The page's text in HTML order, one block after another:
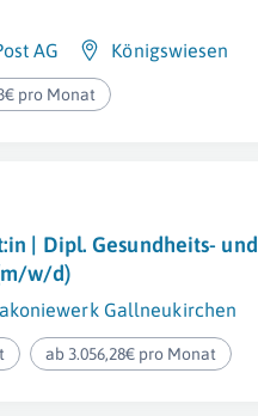
AG Königswiesen
pro Monat
| Dipl. Gesundheits- und
w/d)
Gallneukirchen
ab 3.056,28€ pro Monat